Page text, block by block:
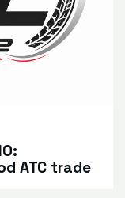
ATC trade